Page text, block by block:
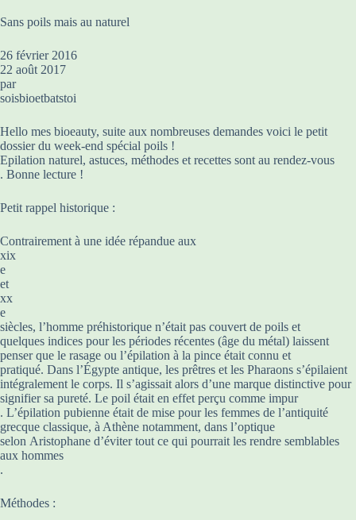
Sans poils mais au naturel
26 février 2016
22 août 2017
par
soisbioetbatstoi
Hello mes bioeauty, suite aux nombreuses demandes voici le petit
dossier du week-end spécial poils !
Epilation naturel, astuces, méthodes et recettes sont au rendez-vous
. Bonne lecture !
Petit rappel historique :
Contrairement à une idée répandue aux
xix
e
et
xx
e
siècles, l’homme préhistorique n’était pas couvert de poils et
quelques indices pour les périodes récentes (âge du métal) laissent
penser que le rasage ou l’épilation à la pince était connu et
pratiqué. Dans l’Égypte antique, les prêtres et les Pharaons s’épilaient
intégralement le corps. Il s’agissait alors d’une marque distinctive pour
signifier sa pureté. Le poil était en effet perçu comme impur
. L’épilation pubienne était de mise pour les femmes de l’antiquité
grecque classique, à Athène notamment, dans l’optique
selon Aristophane d’éviter tout ce qui pourrait les rendre semblables
aux hommes
.
Méthodes :